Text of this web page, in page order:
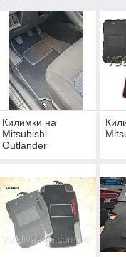
Килимки на
Mitsubishi
Outlander